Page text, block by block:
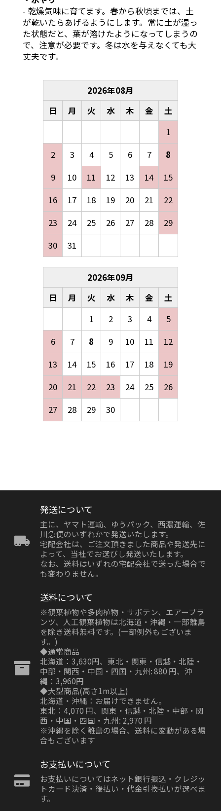
- 乾燥気味に育てます。春から秋頃までは、土
が乾いたらあげるようにします。常に土が湿っ
た状態だと、葉が溶けたようになってしまうの
で、注意が必要です。冬は水を与えなくても大
丈夫です。
2026年08月
日
月 火 水 木 金
土
1
2
3 4 5 6 7
8
9
10 11 12 13 14
15
16
17 18 19 20 21
22
23
24 25 26 27 28
29
30
31
2026年09月
日
月 火 水 木 金
土
1
2 3 4
5
6
7 8 9 10 11
12
13
14 15 16 17 18
19
20
21 22 23 24 25
26
27
28 29 30
発送について
主に、ヤマト運輸、ゆうパック、西濃運輸、佐
川急便のいずれかで発送いたします。
宅配会社は、ご注文頂きました商品や発送先に
よって、当社でお選びし発送いたします。
なお、送料はいずれの宅配会社で送った場合で
も変わりません。
送料について
※観葉植物や多肉植物・サボテン、エアープラ
ンツ、人工観葉植物は北海道・沖縄・一部離島
を除き送料無料です。(一部例外もございま
す。)
◆通常商品
北海道：3,630円、東北・関東・信越・北陸・
中部・関西・中国・四国・九州: 880 円、沖
縄：3,960円
◆大型商品(高さ1m以上)
北海道・沖縄：お届けできません。
東北：4,070 円、関東・信越・北陸・中部・関
西・中国・四国・九州: 2,970 円
※沖縄を除く離島の場合、送料に変動がある場
合もございます
お支払いについて
お支払いについてはネット銀行振込・クレジッ
トカード決済・後払い・代金引換払いが選べま
す。